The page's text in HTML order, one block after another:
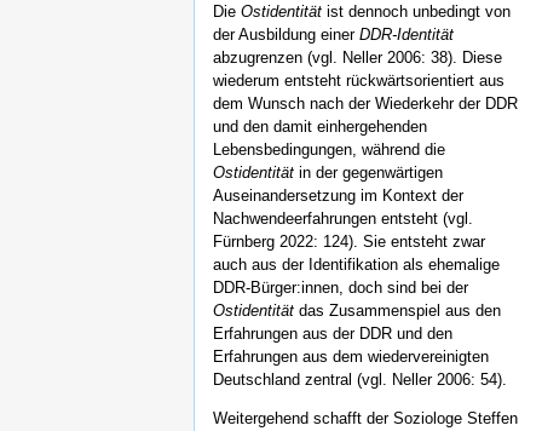
Die Ostidentität ist dennoch unbedingt von
der Ausbildung einer DDR-Identität
abzugrenzen (vgl. Neller 2006: 38). Diese
wiederum entsteht rückwärtsorientiert aus
dem Wunsch nach der Wiederkehr der DDR
und den damit einhergehenden
Lebensbedingungen, während die
Ostidentität in der gegenwärtigen
Auseinandersetzung im Kontext der
Nachwendeerfahrungen entsteht (vgl.
Fürnberg 2022: 124). Sie entsteht zwar
auch aus der Identifikation als ehemalige
DDR-Bürger:innen, doch sind bei der
Ostidentität das Zusammenspiel aus den
Erfahrungen aus der DDR und den
Erfahrungen aus dem wiedervereinigten
Deutschland zentral (vgl. Neller 2006: 54).
Weitergehend schafft der Soziologe Steffen